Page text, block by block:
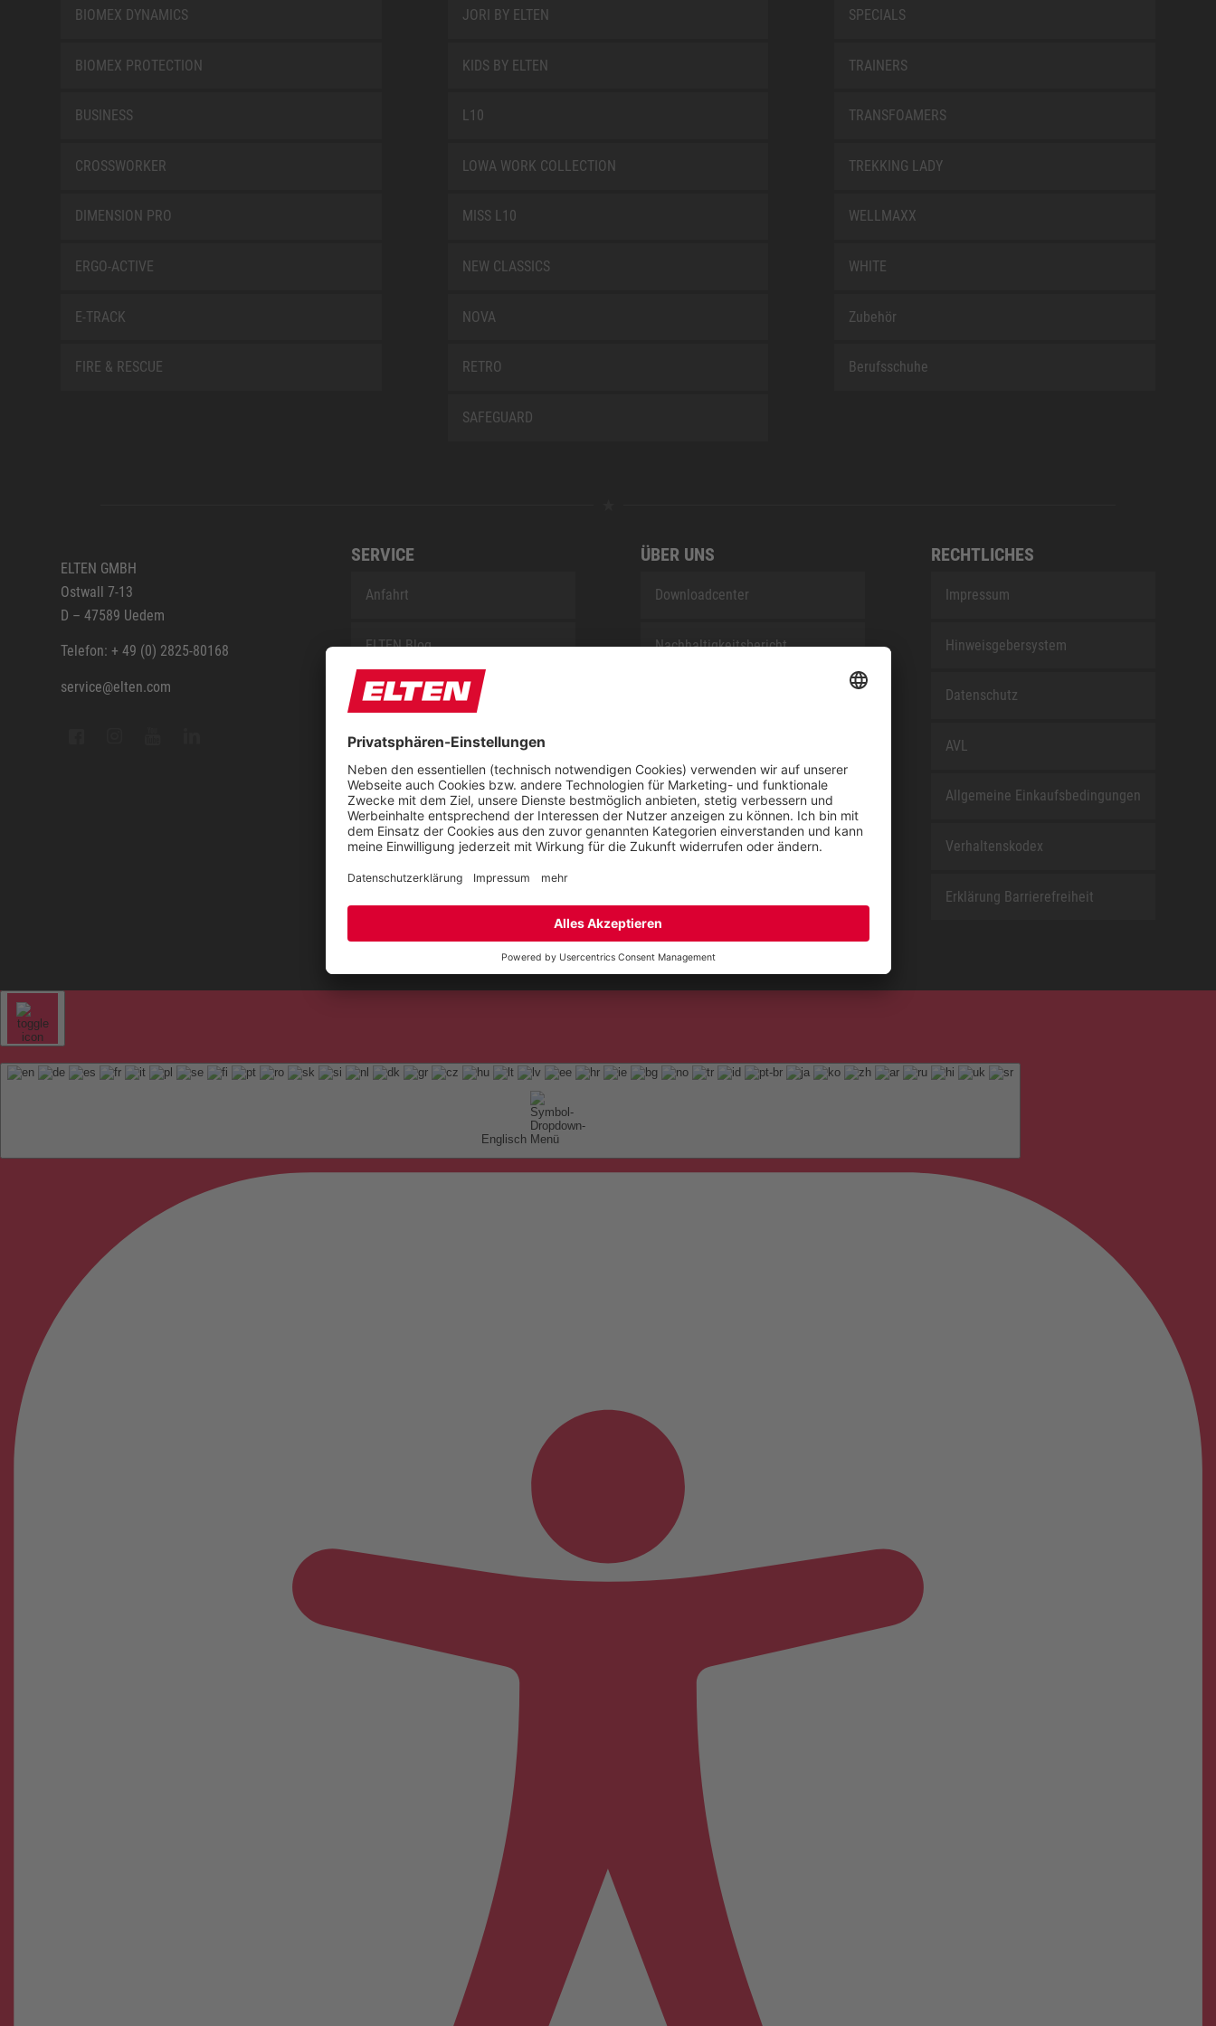
BIOMEX DYNAMICS
BIOMEX PROTECTION
BUSINESS
CROSSWORKER
DIMENSION PRO
ERGO-ACTIVE
E-TRACK
FIRE & RESCUE
JORI BY ELTEN
KIDS BY ELTEN
L10
LOWA WORK COLLECTION
MISS L10
NEW CLASSICS
NOVA
RETRO
SAFEGUARD
SPECIALS
TRAINERS
TRANSFOAMERS
TREKKING LADY
WELLMAXX
WHITE
Zubehör
Berufsschuhe
ELTEN GMBH
Ostwall 7-13
D – 47589 Uedem
Telefon: + 49 (0) 2825-80168
service@elten.com
SERVICE
Anfahrt
ELTEN Blog
Vermessung KIDS by ELTEN
ELTEN Reparaturservice
FAQ
Kontakt
ÜBER UNS
Downloadcenter
Nachhaltigkeitsbericht
RECHTLICHES
Impressum
Hinweisgebersystem
Datenschutz
AVL
Allgemeine Einkaufsbedingungen
Verhaltenskodex
Erklärung Barrierefreiheit
Englisch